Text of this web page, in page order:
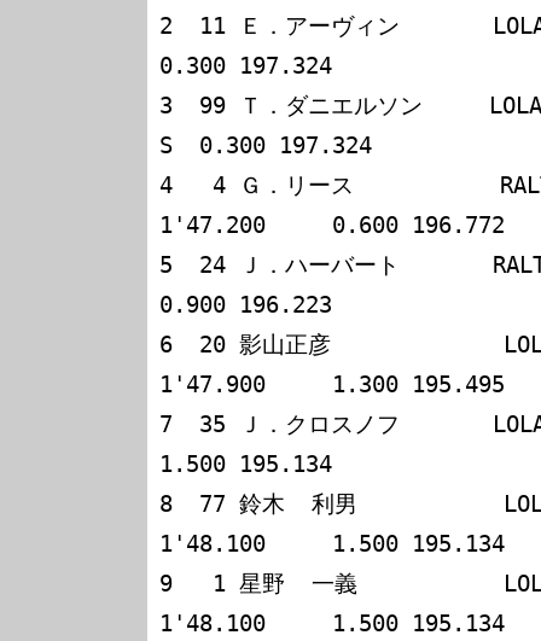
2  11 Ｅ．アーヴィン
0.300 197.324
3  99 Ｔ．ダニエルソン
S  0.300 197.324
4   4 Ｇ．リース           RALT
1'47.200     0.600 196.772
5  24 Ｊ．ハーバート
0.900 196.223
6  20 影山正彦
1'47.900     1.300 195.495
7  35 Ｊ．クロスノフ
1.500 195.134
8  77 鈴木  利男
1'48.100     1.500 195.134
9   1 星野  一義
1'48.100     1.500 195.134